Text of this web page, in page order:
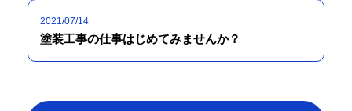
2021/07/14
塗装工事の仕事はじめてみませんか？